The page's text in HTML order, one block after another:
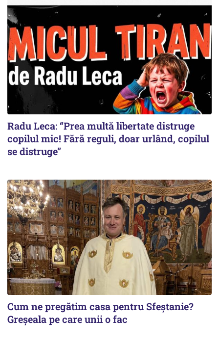
Radu Leca: “Prea multă libertate distruge
copilul mic! Fără reguli, doar urlând, copilul
se distruge”
Cum ne pregătim casa pentru Sfeștanie?
Greșeala pe care unii o fac